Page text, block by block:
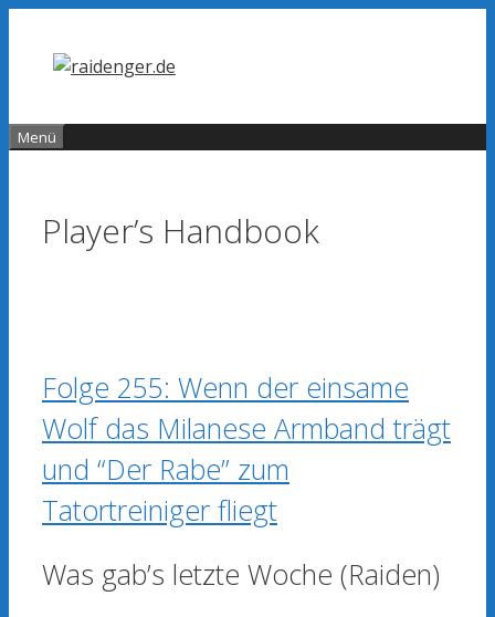
Inhalt
springen
Menü
Player’s Handbook
Folge 255: Wenn der einsame
Wolf das Milanese Armband trägt
und “Der Rabe” zum
Tatortreiniger fliegt
Was gab’s letzte Woche (Raiden)